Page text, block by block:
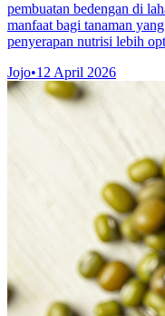
pembuatan bedengan di
manfaat bagi tanaman
penyerapan nutrisi lebih
Jojo•12 April 2026